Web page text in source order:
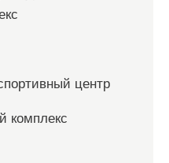
центр
комплекс